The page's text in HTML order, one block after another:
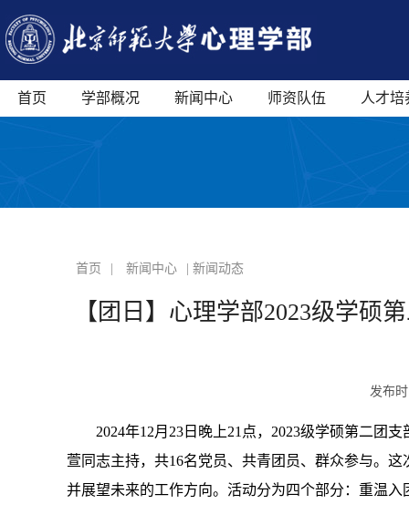
首页 学部概况 新闻中心 师资队伍 人才培
首页 新闻中心 | 新闻动态
【团日】心理学部2023级学硕
发布
2024年12月23日晚上21点，2023级学硕第二团
萱同志主持，共16名党员、共青团员、群众参与。
并展望未来的工作方向。活动分为四个部分：重温入